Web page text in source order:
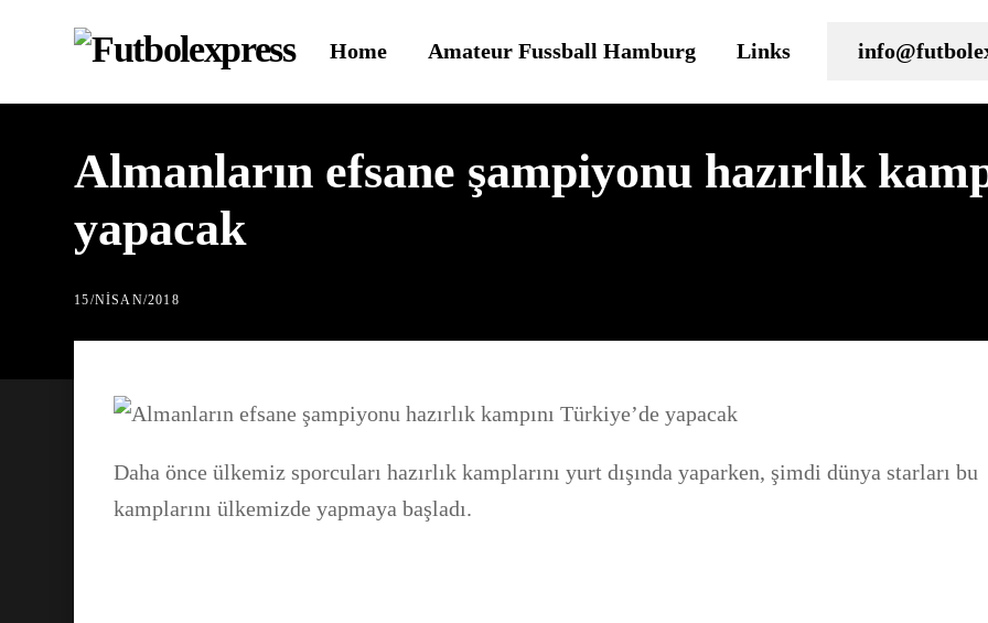
Home Amateur Fussball Hamburg Links
Almanların efsane şampiyonu hazırlık
yapacak
15/NISAN/2018
Daha önce ülkemiz sporcuları hazırlık kamplarını yurt dışında yaparken, şimdi dünya starları bu
kamplarını ülkemizde yapmaya başladı.